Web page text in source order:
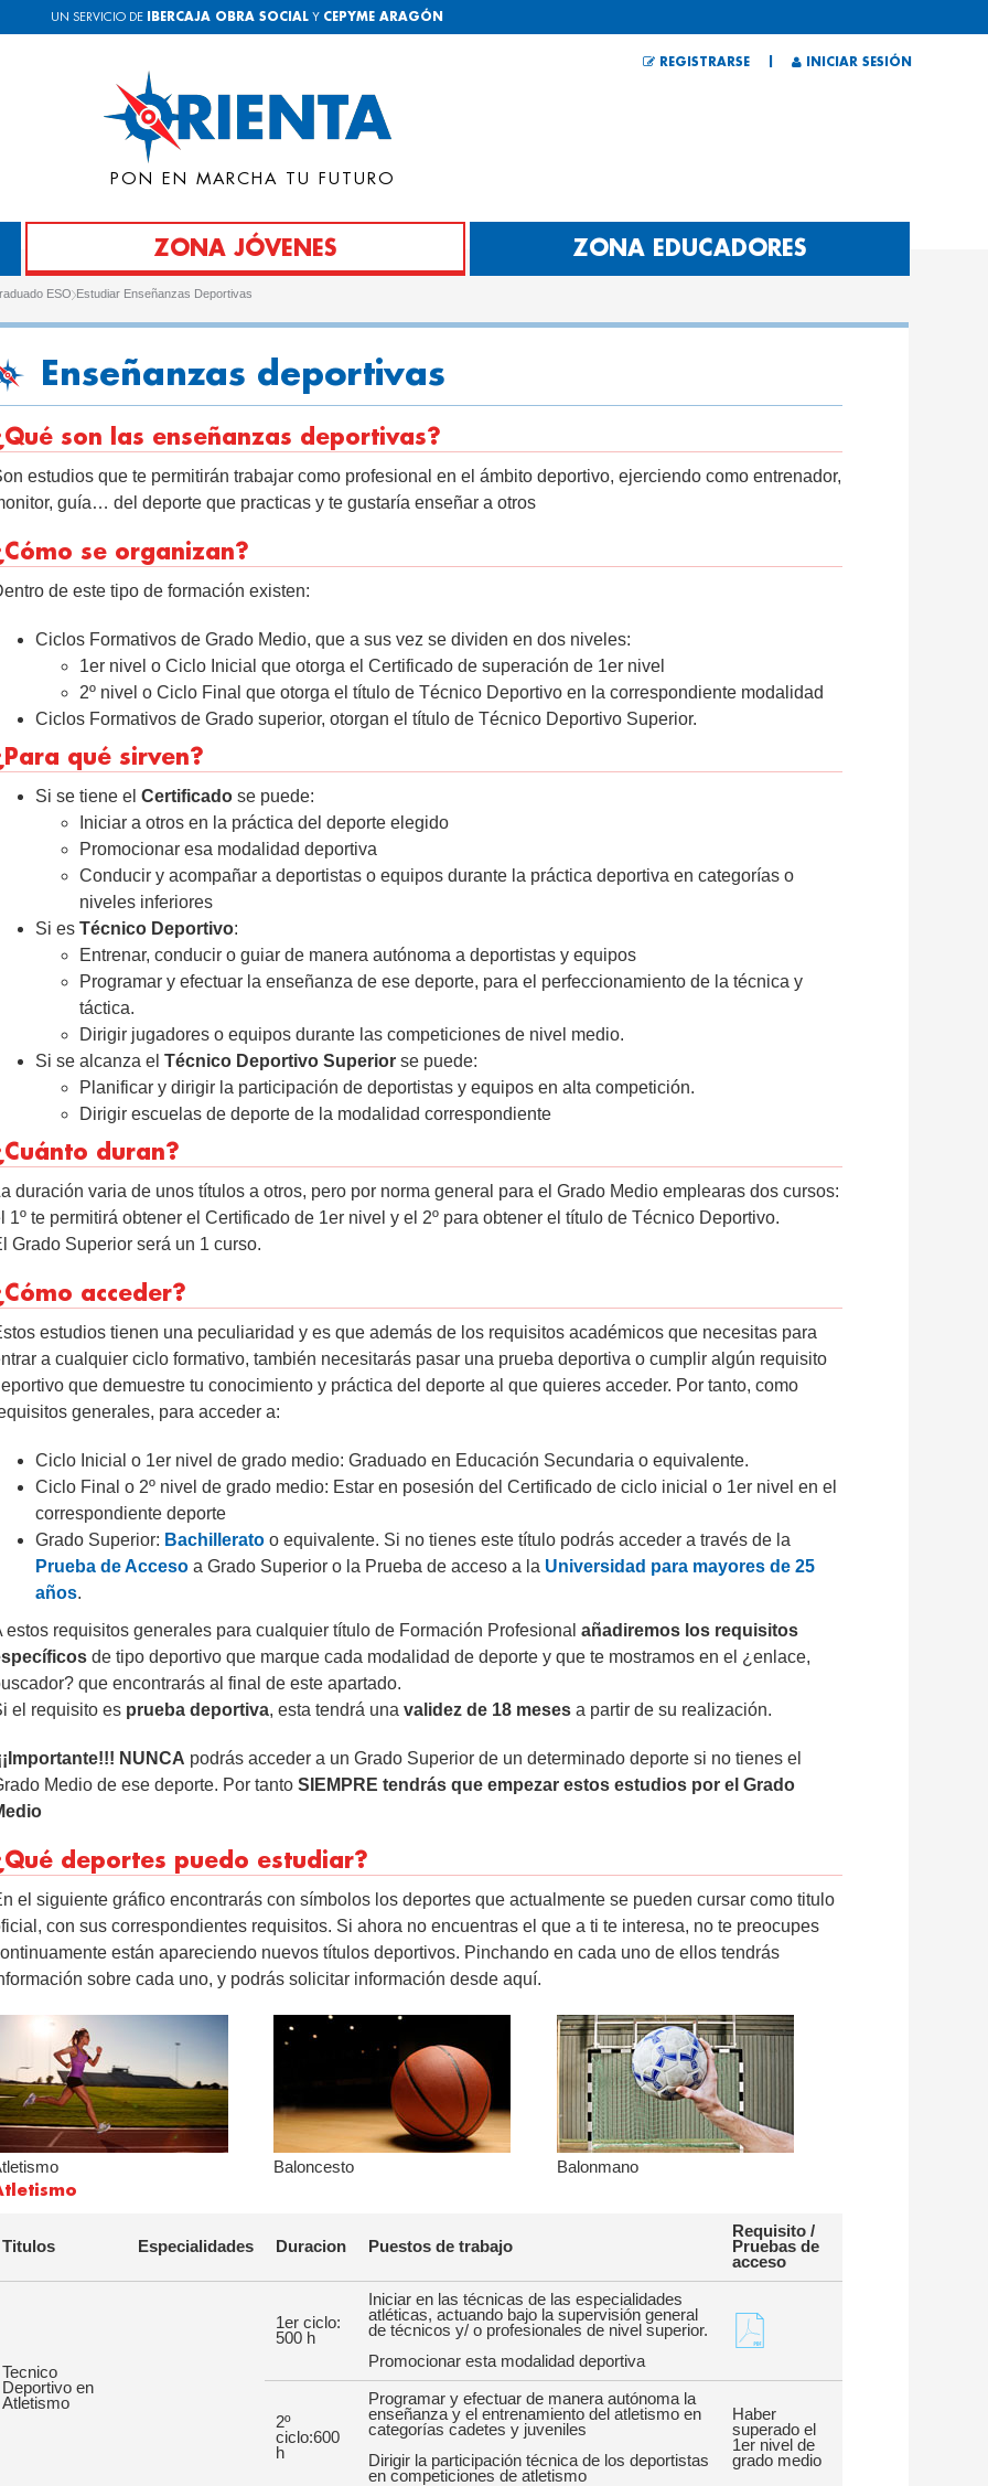
UN SERVICIO DE IBERCAJA OBRA SOCIAL Y CEPYME ARAGÓN
REGISTRARSE INICIAR SESIÓN
PON EN MARCHA TU FUTURO
ZONA JÓVENES ZONA EDUCADORES
ESO Estudiar Enseñanzas Deportivas
Enseñanzas deportivas
son las enseñanzas deportivas?
estudios que te permitirán trabajar como profesional en el ámbito deportivo, ejerciendo como entrenador,
guía… del deporte que practicas y te gustaría enseñar a otros
se organizan?
de este tipo de formación existen:
Ciclos Formativos de Grado Medio, que a sus vez se dividen en dos niveles:
1er nivel o Ciclo Inicial que otorga el Certificado de superación de 1er nivel
2º nivel o Ciclo Final que otorga el título de Técnico Deportivo en la correspondiente modalidad
Ciclos Formativos de Grado superior, otorgan el título de Técnico Deportivo Superior.
qué sirven?
Si se tiene el Certificadose puede:
Iniciar a otros en la práctica del deporte elegido
Promocionar esa modalidad deportiva
Conducir y acompañar a deportistas o equipos durante la práctica deportiva en categorías o
niveles inferiores
Si es Técnico Deportivo:
Entrenar, conducir o guiar de manera autónoma a deportistas y equipos
Programar y efectuar la enseñanza de ese deporte, para el perfeccionamiento de la técnica y
táctica.
Dirigir jugadores o equipos durante las competiciones de nivel medio.
Si se alcanza el Técnico Deportivo Superiorse puede:
Planificar y dirigir la participación de deportistas y equipos en alta competición.
Dirigir escuelas de deporte de la modalidad correspondiente
duran?
duración varia de unos títulos a otros, pero por norma general para el Grado Medio emplearas dos cursos:
1º te permitirá obtener el Certificado de 1er nivel y el 2º para obtener el título de Técnico Deportivo.
Grado Superior será un 1 curso.
acceder?
estudios tienen una peculiaridad y es que además de los requisitos académicos que necesitas para
a cualquier ciclo formativo, también necesitarás pasar una prueba deportiva o cumplir algún requisito
que demuestre tu conocimiento y práctica del deporte al que quieres acceder. Por tanto, como
generales, para acceder a:
Ciclo Inicial o 1er nivel de grado medio: Graduado en Educación Secundaria o equivalente.
Ciclo Final o 2º nivel de grado medio: Estar en posesión del Certificado de ciclo inicial o 1er nivel en el
correspondiente deporte
Grado Superior: Bachilleratoo equivalente. Si no tienes este título podrás acceder a través de la
Prueba de Accesoa Grado Superior o la Prueba de acceso a la Universidad para mayores de 25
años.
estos requisitos generales para cualquier título de Formación Profesional añadiremos los requisitos
de tipo deportivo que marque cada modalidad de deporte y que te mostramos en el ¿enlace,
que encontrarás al final de este apartado.
el requisito es prueba deportiva, esta tendrá una validez de 18 mesesa partir de su realización.
NUNCA podrás acceder a un Grado Superior de un determinado deporte si no tienes el
Medio de ese deporte. Por tanto SIEMPRE tendrás que empezar estos estudios por el Grado
deportes puedo estudiar?
el siguiente gráfico encontrarás con símbolos los deportes que actualmente se pueden cursar como titulo
con sus correspondientes requisitos. Si ahora no encuentras el que a ti te interesa, no te preocupes
están apareciendo nuevos títulos deportivos. Pinchando en cada uno de ellos tendrás
sobre cada uno, y podrás solicitar información desde aquí.
Baloncesto Balonmano
Titulos Especialidades Duracion Puestos de trabajo
Requisito /
Pruebas de
acceso
Tecnico
Deportivo en
Atletismo
1er ciclo:
500 h
Iniciar en las técnicas de las especialidades
atléticas, actuando bajo la supervisión general
de técnicos y/ o profesionales de nivel superior.
Promocionar esta modalidad deportiva
2º
ciclo:600
h
Programar y efectuar de manera autónoma la
enseñanza y el entrenamiento del atletismo en
categorías cadetes y juveniles
Dirigir la participación técnica de los deportistas
en competiciones de atletismo
Haber
superado el
1er nivel de
grado medio